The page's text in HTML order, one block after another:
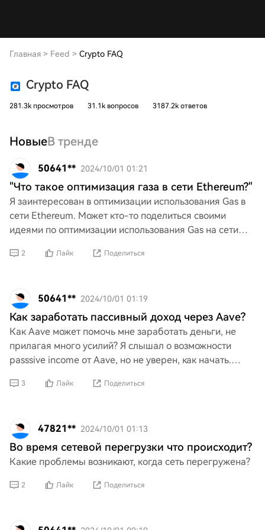
Главная > Feed > Crypto FAQ
Crypto FAQ
281.3k просмотров 31.1k вопросов 3187.2k ответов
НовыеВ тренде
50641** 2024/10/01 01:21
"Что такое оптимизация газа в сети Ethereum?"
Я заинтересован в оптимизации использования Gas в
сети Ethereum. Может кто-то поделиться своими
идеями по оптимизации использования Gas на сети
эффективно
2 Лайк Поделиться
50641** 2024/10/01 01:19
Как заработать пассивный доход через Aave?
Как Aave может помочь мне заработать деньги, не
прилагая много усилий? Я слышал о возможности
passsive income от Aave, но не уверен, как начать.
Aave д
3 Лайк Поделиться
47821** 2024/10/01 01:13
Во время сетевой перегрузки что происходит?
Какие проблемы возникают, когда сеть перегружена?
2 Лайк Поделиться